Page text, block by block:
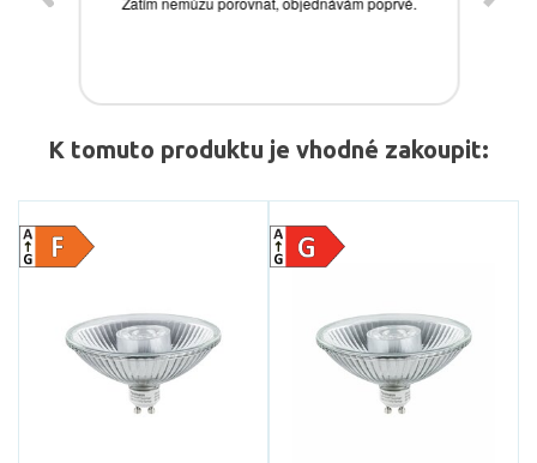
K tomuto produktu je vhodné zakoupit: